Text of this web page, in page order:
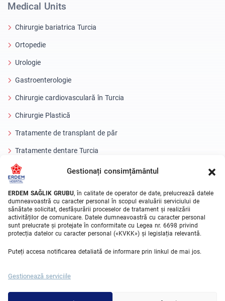
Gestionați consimțământul
ERDEM SAĞLIK GRUBU, în calitate de operator de date, prelucrează datele
dumneavoastră cu caracter personal în scopul evaluării serviciului de
sănătate solicitat, desfășurării proceselor de tratament și realizării
activităților de comunicare. Datele dumneavoastră cu caracter personal
sunt prelucrate și protejate în conformitate cu Legea nr. 6698 privind
protecția datelor cu caracter personal («KVKK») și legislația relevantă.
Puteți accesa notificarea detaliată de informare prin linkul de mai jos.
Gestionează serviciile
Medical Units
Chirurgie bariatrica Turcia
Ortopedie
Urologie
Gastroenterologie
Chirurgie cardiovasculară în Turcia
Chirurgie Plastică
Tratamente de transplant de păr
Tratamente dentare Turcia
Ochi cu laser
About Erdem
Despre noi
Unitati Medicale
Echipa medicala